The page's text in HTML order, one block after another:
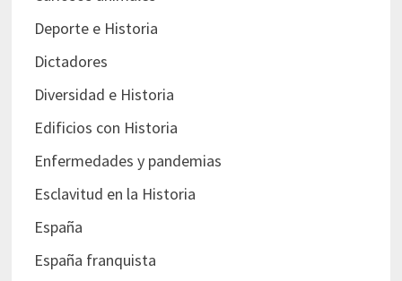
Deporte e Historia
Dictadores
Diversidad e Historia
Edificios con Historia
Enfermedades y pandemias
Esclavitud en la Historia
España
España franquista